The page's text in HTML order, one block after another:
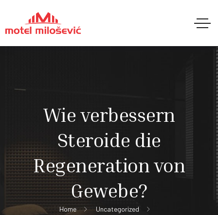
Wie verbessern
Steroide die
Regeneration von
Gewebe?
Home
Uncategorized